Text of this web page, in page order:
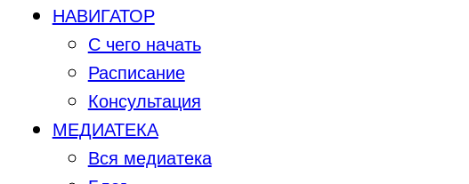
НАВИГАТОР
С чего начать
Расписание
Консультация
МЕДИАТЕКА
Вся медиатека